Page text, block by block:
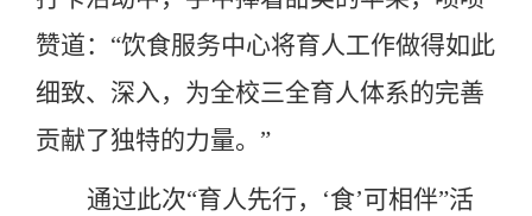
赞道： “饮食服务中心将育人工作做得如此
细致、深入，为全校三全育人体系的完善
贡献了独特的力量。 ”
通过此次“育人先行，‘食’可相伴”活